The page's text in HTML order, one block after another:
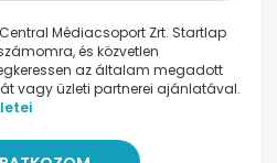
Médiacsoport Zrt. Startlap
és közvetlen
az általam megadott
vagy üzleti partnerei ajánlatával.